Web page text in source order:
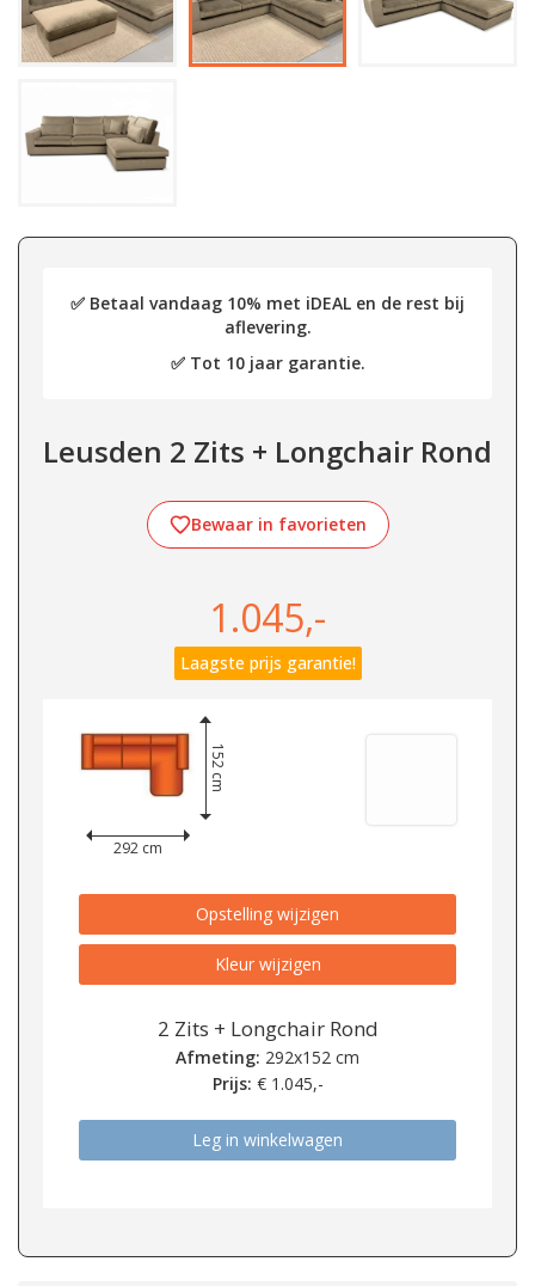
✅ Betaal vandaag 10% met iDEAL en de rest bij
aflevering.
✅ Tot 10 jaar garantie.
Leusden 2 Zits + Longchair Rond
Bewaar in favorieten
1.045,-
Laagste prijs garantie!
292 cm
152 cm
Opstelling wijzigen
Kleur wijzigen
2 Zits + Longchair Rond
Afmeting: 292x152 cm
Prijs: € 1.045,-
Leg in winkelwagen